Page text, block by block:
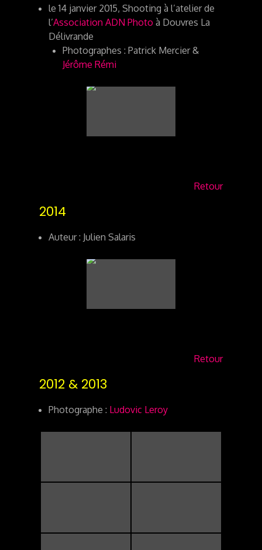
le 14 janvier 2015, Shooting à l’atelier de
l’Association ADN Photo à Douvres La
Délivrande
Photographes : Patrick Mercier &
Jérôme Rémi
Retour
2014
Auteur : Julien Salaris
Retour
2012 & 2013
Photographe : Ludovic Leroy